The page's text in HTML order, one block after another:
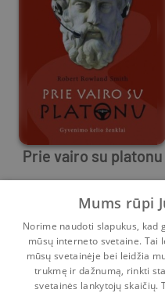
Prie vairo su platonu
Robert Rowland Smith
7 9
Mums rūpi
Norime naudoti slapukus, kad
mūsų interneto svetaine. Tai
mūsų svetainėje bei leidžia
trukmę ir dažnumą, rinkti
svetainės lankytojų skaičių.